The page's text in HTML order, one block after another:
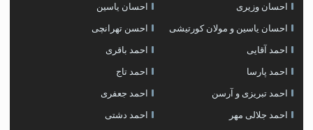
احسان وزیری احسان یاسین
احسان یاسین و مولان کورتیشی احسن تهرانچی
احمد آقایی احمد باقری
احمد پارسا احمد تاج
احمد تبریزی و آرسن احمد جعفری
احمد جلالی مهر احمد دشتی